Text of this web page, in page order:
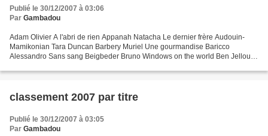
Publié le 30/12/2007 à 03:06
Par Gambadou
Adam Olivier A l'abri de rien Appanah Natacha Le dernier frère Audouin-
Mamikonian Tara Duncan Barbery Muriel Une gourmandise Baricco
Alessandro Sans sang Beigbeder Bruno Windows on the world Ben Jelloun
classement 2007 par titre
Publié le 30/12/2007 à 03:05
Par Gambadou